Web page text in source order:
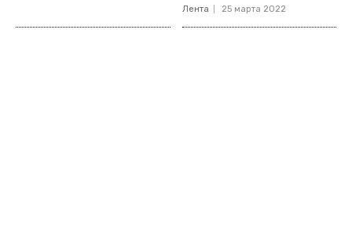
Лента 25 марта 2022